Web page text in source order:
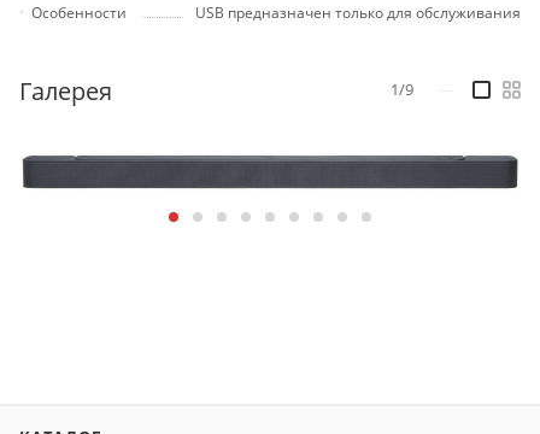
Особенности USB предназначен только для обслуживания
Галерея 1/9